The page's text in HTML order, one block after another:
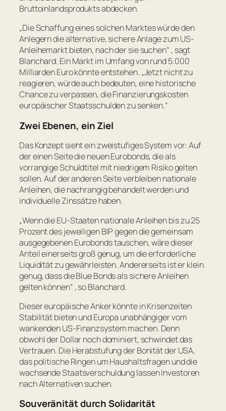
Bruttoinlandsprodukts abdecken.
„Die Schaffung eines solchen Marktes würde den
Anlegern die alternative, sichere Anlage zum US-
Anleihemarkt bieten, nach der sie suchen“ , sagt
Blanchard. Ein Markt im Umfang von rund 5.000
Milliarden Euro könnte entstehen. „Jetzt nicht zu
reagieren, würde auch bedeuten, eine historische
Chance zu verpassen, die Finanzierungskosten
europäischer Staatsschulden zu senken.“
Zwei Ebenen, ein Ziel
Das Konzept sieht ein zweistufiges System vor: Auf
der einen Seite die neuen Eurobonds, die als
vorrangige Schuldtitel mit niedrigem Risiko gelten
sollen. Auf der anderen Seite verbleiben nationale
Anleihen, die nachrangig behandelt werden und
individuelle Zinssätze haben.
„Wenn die EU-Staaten nationale Anleihen bis zu 25
Prozent des jeweiligen BIP gegen die gemeinsam
ausgegebenen Eurobonds tauschen, wäre dieser
Anteil einerseits groß genug, um die erforderliche
Liquidität zu gewährleisten. Andererseits ist er klein
genug, dass die Blue Bonds als sichere Anleihen
gelten können“ , so Blanchard.
Dieser europäische Anker könnte in Krisenzeiten
Stabilität bieten und Europa unabhängiger vom
wankenden US-Finanzsystem machen. Denn
obwohl der Dollar noch dominiert, schwindet das
Vertrauen. Die Herabstufung der Bonität der USA,
das politische Ringen um Haushaltsfragen und die
wachsende Staatsverschuldung lassen Investoren
nach Alternativen suchen.
Souveränität durch Solidarität